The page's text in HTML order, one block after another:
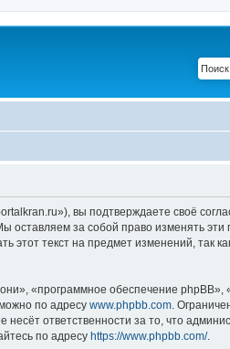
вы подтверждаете своё
оставляем за собой право изменять
текст на предмет изменений, так
«программное обеспечение phpBB»,
по адресу www.phpbb.com .
ответственности за то, что
по адресу https://www.phpbb.com/.